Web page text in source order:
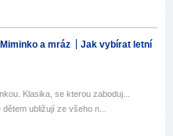
Miminko a mráz
Jak vybírat letní
Klasika, se kterou zaboduj...
ubližují ze všeho n...